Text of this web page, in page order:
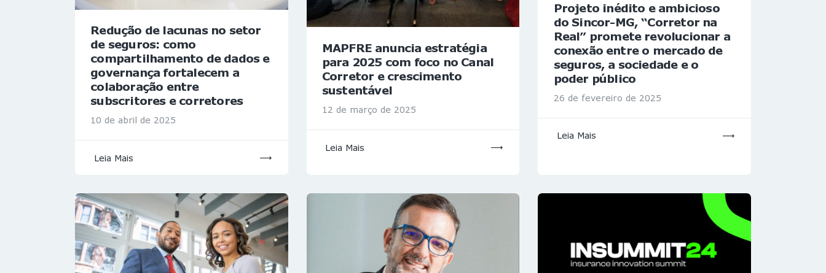
Redução de lacunas no setor
de seguros: como
compartilhamento de dados e
governança fortalecem a
colaboração entre
subscritores e corretores
10 de abril de 2025
Leia Mais
MAPFRE anuncia estratégia
para 2025 com foco no Canal
Corretor e crescimento
sustentável
12 de março de 2025
Leia Mais
Projeto inédito e ambicioso
do Sincor-MG, “Corretor na
Real” promete revolucionar a
conexão entre o mercado de
seguros, a sociedade e o
poder público
26 de fevereiro de 2025
Leia Mais